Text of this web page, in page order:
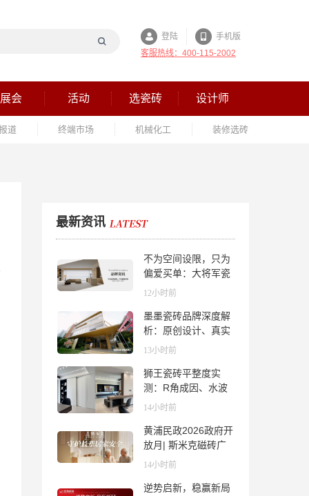
登陆
手机版
客服热线：400-115-2002
展会 活动 选瓷砖 设计师
道 终端市场 机械化工 装修选砖
最新资讯
不为空间设限，只为
偏爱买单：大将军瓷
砖解锁“高级哑”人居
12小时前
墨墨瓷砖品牌深度解
析：原创设计、真实
质感与市场口碑全览
13小时前
狮王瓷砖平整度实
测：R角成因、水波
纹真相、辊棒印解析
14小时前
黄浦民政2026政府开
放月| 斯米克磁砖广
场适老化体验中心正
14小时前
逆势启新，稳赢新局